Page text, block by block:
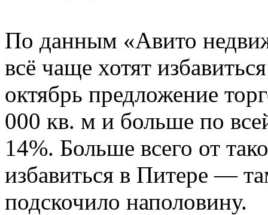
По данным «Авито
всё чаще хотят
октябрь предложение
000 кв. м и больше по
14%. Больше всего от
избавиться в Питере —
подскочило наполовину.